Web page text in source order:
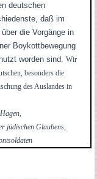
deutschen
daß im
die Vorgänge in
Boykottbewegung
worden sind. Wir
besonders die
des Auslandes in
jüdischen Glaubens,